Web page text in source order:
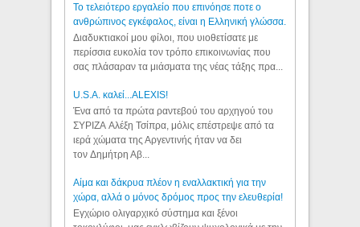
Το τελειότερο εργαλείο που επινόησε ποτε ο
ανθρώπινος εγκέφαλος, είναι η Ελληνική γλώσσα.
Διαδυκτιακοί μου φίλοι, που υιοθετίσατε με
περίσσια ευκολία τον τρόπο επικοινωνίας που
σας πλάσαραν τα μιάσματα της νέας τάξης πρα...
U.S.A. καλεί...ALEXIS!
Ένα από τα πρώτα ραντεβού του αρχηγού του
ΣΥΡΙΖΑ Αλέξη Τσίπρα, μόλις επέστρεψε από τα
ιερά χώματα της Αργεντινής ήταν να δει
τον Δημήτρη Αβ...
Αίμα και δάκρυα πλέον η εναλλακτική για την
χώρα, αλλά ο μόνος δρόμος προς την ελευθερία!
Εγχώριο ολιγαρχικό σύστημα και ξένοι